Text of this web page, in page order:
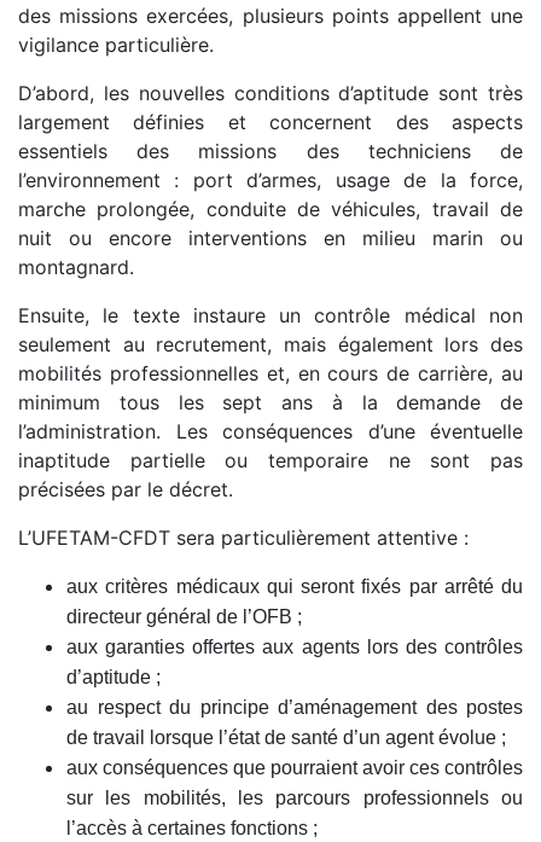
des missions exercées, plusieurs points appellent une
vigilance particulière.
D’abord, les nouvelles conditions d’aptitude sont très
largement définies et concernent des aspects
essentiels des missions des techniciens de
l’environnement : port d’armes, usage de la force,
marche prolongée, conduite de véhicules, travail de
nuit ou encore interventions en milieu marin ou
montagnard.
Ensuite, le texte instaure un contrôle médical non
seulement au recrutement, mais également lors des
mobilités professionnelles et, en cours de carrière, au
minimum tous les sept ans à la demande de
l’administration. Les conséquences d’une éventuelle
inaptitude partielle ou temporaire ne sont pas
précisées par le décret.
L’UFETAM-CFDT sera particulièrement attentive :
aux critères médicaux qui seront fixés par arrêté du
directeur général de l’OFB ;
aux garanties offertes aux agents lors des contrôles
d’aptitude ;
au respect du principe d’aménagement des postes
de travail lorsque l’état de santé d’un agent évolue ;
aux conséquences que pourraient avoir ces contrôles
sur les mobilités, les parcours professionnels ou
l’accès à certaines fonctions ;